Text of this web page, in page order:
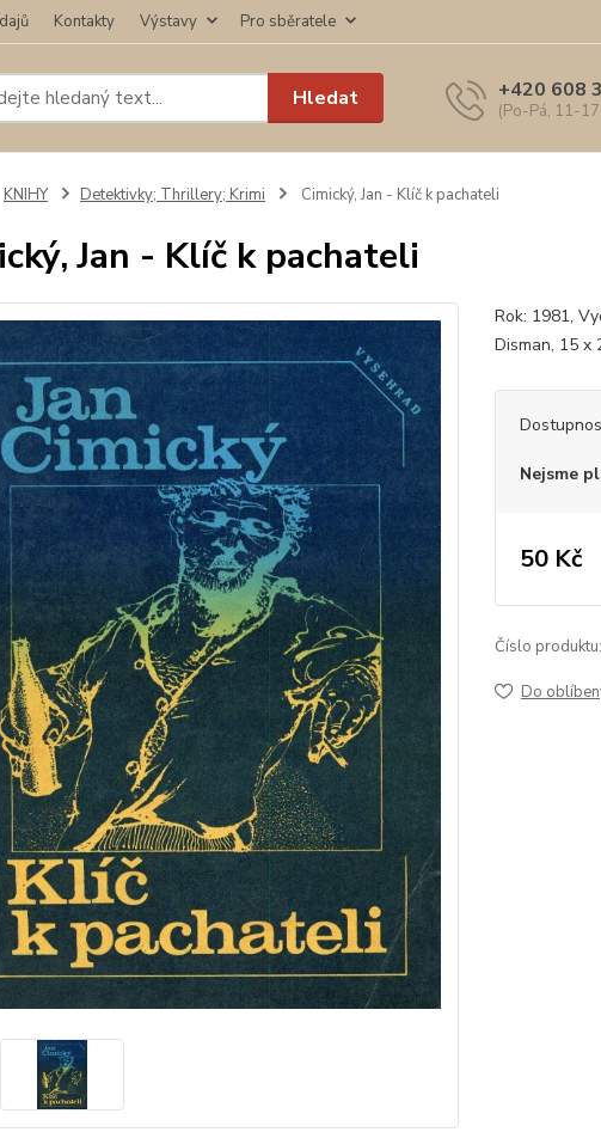
Kontakty Výstavy Pro sběratele
Hledat +420 608
(Po-Pá, 11-
KNIHY Detektivky; Thrillery; Krimi Cimický, Jan - Klíč k pachateli
Jan - Klíč k pachateli
Rok: 1981,
Disman, 15 x
Nejsme
50 Kč
Číslo produktu:
Do